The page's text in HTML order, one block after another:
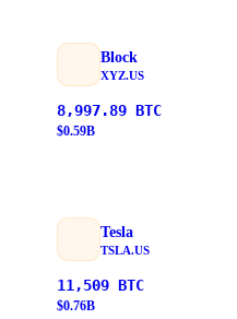
Block
XYZ.US
8,997.89 BTC
$0.59B
Tesla
TSLA.US
11,509 BTC
$0.76B